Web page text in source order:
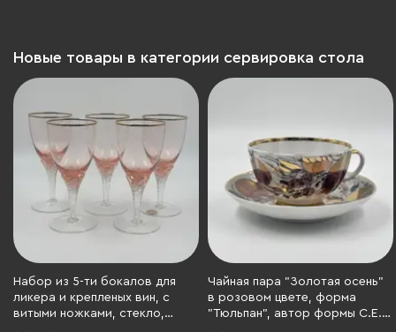
Новые товары в категории сервировка стола
Набор из 5-ти бокалов для
ликера и крепленых вин, с
витыми ножками, стекло,
золочение, Чехословакия,
Чайная пара "Золотая осень"
в розовом цвете, форма
"Тюльпан", автор формы С.Е.
Яковлева, автор росписи Н.П.